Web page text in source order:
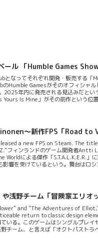
ール 「Humble Games
となってそれぞれ開発・販売する
Humble Gamesがそのオフィシャ
2025年内に発売される見込みだと
Is Mine」がその前作という位
～新作FPS「Road to
a new FPS on Steam. The
フィンランドのゲーム開発者
Worldによる傑作「S.T.A.L.K.E.R.
響を受けているという。舞台はロ
野チーム「冒険家エリオ
and "The Adventures of
return to classic design
いる。このゲームはシングルプレ
チーム、と言えば「オクトパスト